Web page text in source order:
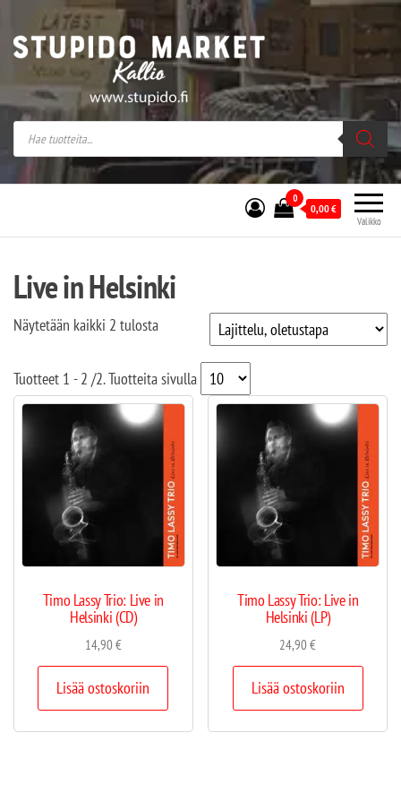
Stupido Market – verkossa ja kivijalassa
Stupido Market on vaihtoehtomusaan
erikoistunut verkko- sekä
kivijalkakauppa Helsingissä Kallion
sydämessä.
Valikko
0
0,00€
Live in Helsinki
Näytetään kaikki 2 tulosta
Tuotteet 1 - 2 /2. Tuotteita sivulla
Timo Lassy Trio: Live in
Helsinki (CD)
14,90€
Lisää ostoskoriin
Timo Lassy Trio: Live in
Helsinki (LP)
24,90€
Lisää ostoskoriin